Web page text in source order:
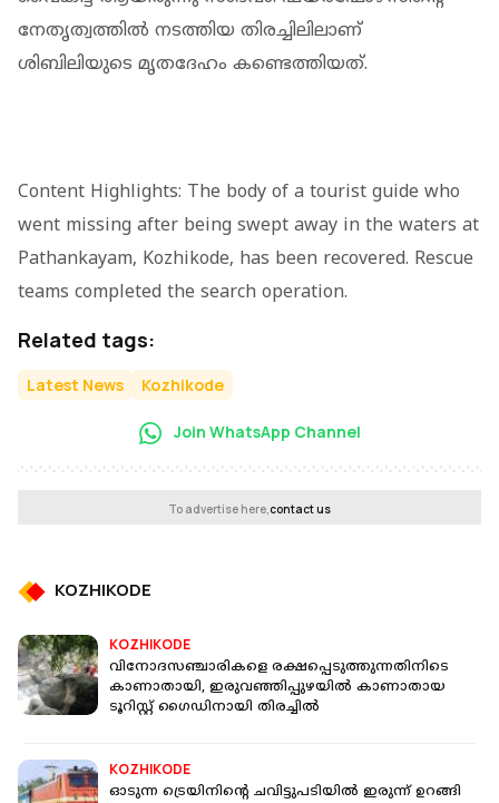
നേതൃത്വത്തില്‍ നടത്തിയ തിരച്ചിലിലാണ്
ശിബിലിയുടെ മൃതദേഹം കണ്ടെത്തിയത്.
Content Highlights: The body of a tourist guide who
went missing after being swept away in the waters at
Pathankayam, Kozhikode, has been recovered. Rescue
teams completed the search operation.
Related tags:
Latest News Kozhikode
Join WhatsApp Channel
To advertise here,contact us
KOZHIKODE
KOZHIKODE
വിനോദസഞ്ചാരികളെ രക്ഷപ്പെടുത്തുന്നതിനിടെ
കാണാതായി, ഇരുവഞ്ഞിപ്പുഴയില്‍ കാണാതായ
ടൂറിസ്റ്റ് ഗൈഡിനായി തിരച്ചില്‍
KOZHIKODE
ഓടുന്ന ട്രെയിനിന്റെ ചവിട്ടുപടിയില്‍ ഇരുന്ന് ഉറങ്ങി